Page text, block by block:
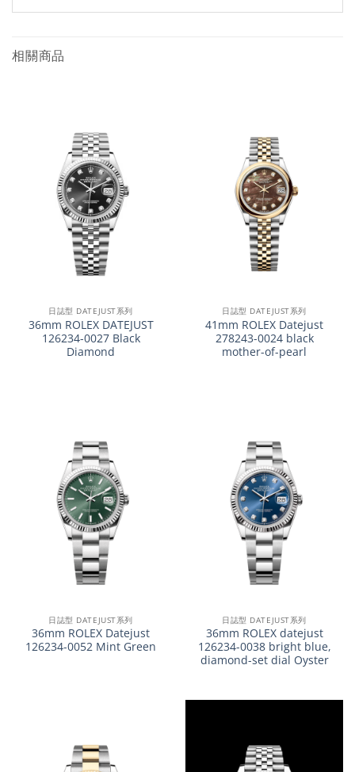
相關商品
日誌型 DATEJUST系列
36mm ROLEX DATEJUST
126234-0027 Black
Diamond
日誌型 DATEJUST系列
41mm ROLEX Datejust
278243-0024 black
mother-of-pearl
日誌型 DATEJUST系列
36mm ROLEX Datejust
126234-0052 Mint Green
日誌型 DATEJUST系列
36mm ROLEX datejust
126234-0038 bright blue,
diamond-set dial Oyster